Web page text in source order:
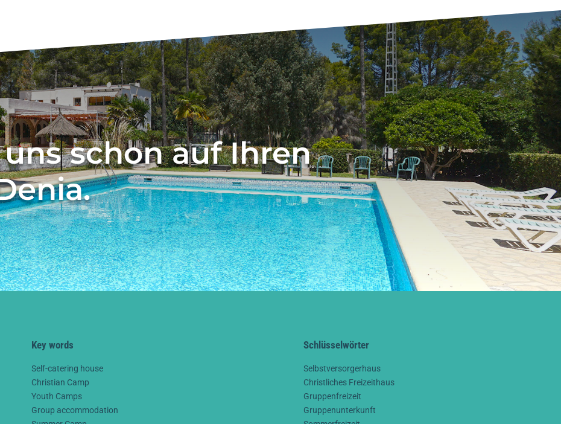
schon auf Ihren
Key words
Self-catering house
Christian Camp
Youth Camps
Group accommodation
Schlüsselwörter
Selbstversorgerhaus
Christliches Freizeithaus
Gruppenfreizeit
Gruppenunterkunft